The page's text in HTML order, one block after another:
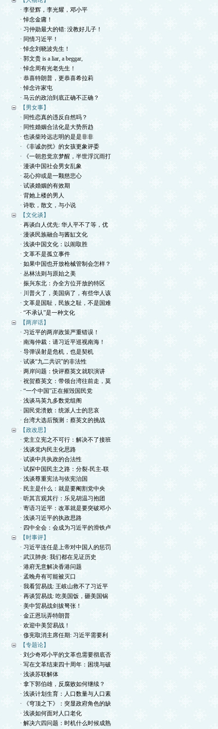
· 李登辉，李光耀，邓小平
· 悼念金庸！
· 习仲勋最大的错: 没教好儿子！
· 同情习近平！
· 悼念刘晓波先生！
· 郭文贵 is a liar, a beggar,
· 悼念周有光老先生！
· 恭喜特朗普，更恭喜希拉莉
· 悼念许家屯
· 马云的政治到底正确不正确？
【男女事】
· 同性恋真的违反自然吗？
· 同性婚姻合法化是大势所趋
· 也谈柴玲远志明的是是非非
· 《非诚勿扰》的女孩更象评委
· 《一朝忽觉京梦醒，半世浮沉雨打
· 漫谈中国社会男女乱象
· 花心抑或是一颗慈悲心
· 试谈婚姻的有效期
· 背她上楼的男人
· 诗歌，散文，与小说
【文化谈】
· 再谈白人优先: 华人平不了等，优
· 漫谈民族融合与酱缸文化
· 浅谈中国文化：以闹取胜
· 文革不是孤立事件
· 如果中国也开放枪械管制会怎样？
· 丛林法则与原始之美
· 振兴东北：办全方位开放的特区
· 川普火了，美国病了，有些华人该
· 文革是国耻，民族之耻，不是国难
· “不承认”是一种文化
【两岸话】
· 习近平的两岸政策严重错误！
· 南海仲裁：请习近平巡视南海！
· 导弹误射是危机，也是契机
· 试谈“九二共识”的非法性
· 两岸问题：快评蔡英文就职演讲
· 祝贺蔡英文：带领台湾往前走，莫
· “一个中国”正在摧毁国民党
· 浅谈马英九多数党组阁
· 国民党溃败：统派人士的悲哀
· 台湾大选后预测：蔡英文的挑战
【政改思】
· 党主立宪之不可行：解决不了接班
· 浅谈党内民主化思路
· 试谈中共执政的合法性
· 试探中国民主之路：分裂-民主-联
· 浅谈尊重宪法与依宪治国
· 民主是什么：就是要阉割党中央
· 听其言观其行：乐见胡温习抱团
· 寄语习近平：改革就是要突破邓小
· 浅谈习近平的执政思路
· 四中全会：会成为习近平的滑铁卢
【时事评】
· 习近平连任是上帝对中国人的惩罚
· 武汉肺炎: 我们都在见证历史
· 港府无意解决香港问题
· 孟晚舟有可能被灭口
· 我看贸易战: 王岐山救不了习近平
· 再谈贸易战: 吃美国饭，砸美国锅
· 美中贸易战剑拔弩张！
· 金正恩玩弄特朗普
· 欢迎中美贸易战！
· 俢宪取消主席任期: 习近平需要利
【专题论】
· 刘少奇邓小平的文革也需要彻底否
· 写在文革结束四十周年：困境与破
· 浅谈苏联解体
· 拿下郭伯雄，反腐败如何继续？
· 浅谈计划生育：人口数量与人口素
· 《穹顶之下》：突显政府角色的缺
· 浅谈如何面对人口老化
· 解决六四问题：时机什么时候成熟